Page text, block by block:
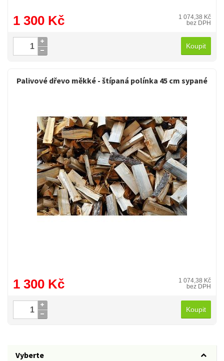
1 300 Kč
1 074,38 Kč
bez DPH
Koupit
Palivové dřevo měkké - štípaná polínka 45 cm sypané
1 300 Kč
1 074,38 Kč
bez DPH
Koupit
Vyberte